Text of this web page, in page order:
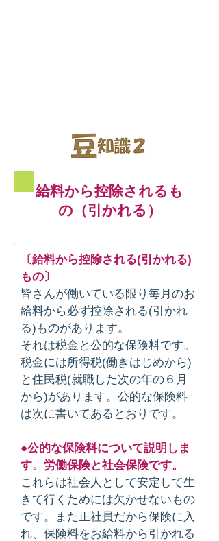
​給料から控除されるも
の（引かれる）
〔給料から控除される(引かれる)
もの〕
皆さんが働いている限り毎月のお
給料から必ず控除される(引かれ
る)ものがあります。
それは税金と公的な保険料です。
税金には所得税(働きはじめから)
と住民税(就職した次の年の６月
から)があります。公的な保険料
は次に書いてあるとおりです。
●公的な保険料について説明しま
す。労働保険と社会保険です。
これらは社会人として安定して生
きて行くためには欠かせないもの
です。また正社員だから保険に入
れ、保険料をお給料から引かれる